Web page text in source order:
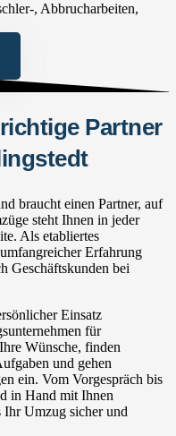
, Abbrucharbeiten,
Partner
braucht einen Partner, auf
steht Ihnen in jeder
Als etabliertes
Erfahrung
Geschäftskunden bei
Einsatz
für
Wünsche, finden
und gehen
ein. Vom Vorgespräch bis
in Hand mit Ihnen
Ihr Umzug sicher und